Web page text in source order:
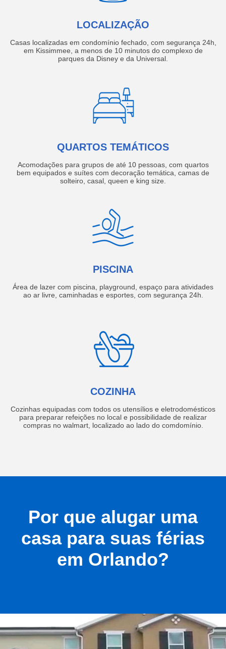
LOCALIZAÇÃO
Casas localizadas em condomínio fechado, com segurança 24h,
em Kissimmee, a menos de 10 minutos do complexo de
parques da Disney e da Universal.
QUARTOS TEMÁTICOS
Acomodações para grupos de até 10 pessoas, com quartos
bem equipados e suítes com decoração temática, camas de
solteiro, casal, queen e king size.
PISCINA
Área de lazer com piscina, playground, espaço para atividades
ao ar livre, caminhadas e esportes, com segurança 24h.
COZINHA
Cozinhas equipadas com todos os utensílios e eletrodomésticos
para preparar refeições no local e possibilidade de realizar
compras no walmart, localizado ao lado do comdomínio.
Por que alugar uma
casa para suas férias
em Orlando?